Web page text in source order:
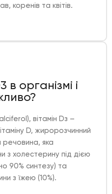
коренів та квітів.
в організмі і
вітамін Dз –
D, жиророзчинний
речовина, яка
з холестерину під дією
90% синтезу) та
з їжею (10%).